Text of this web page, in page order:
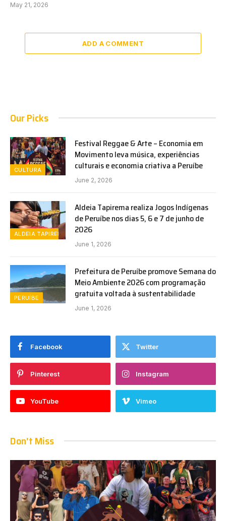
May 21, 2026
ADD A COMMENT
Our Picks
CULTURA
Festival Reggae & Arte – Economia em
Movimento leva música, experiências
culturais e economia criativa a Peruíbe
June 2, 2026
ALDEIA TAPIREMA
Aldeia Tapirema realiza Jogos Indígenas
de Peruíbe nos dias 5, 6 e 7 de junho de
2026
June 1, 2026
PERUÍBE
Prefeitura de Peruíbe promove Semana do
Meio Ambiente 2026 com programação
gratuita voltada à sustentabilidade
June 1, 2026
Facebook Twitter
Pinterest Instagram
YouTube Vimeo
Don't Miss